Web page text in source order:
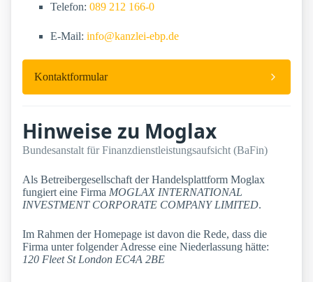
Telefon: 089 212 166-0
E-Mail: info@kanzlei-ebp.de
Kontaktformular
Hinweise zu Moglax
Bundesanstalt für Finanzdienstleistungsaufsicht (BaFin)
Als Betreibergesellschaft der Handelsplattform Moglax
fungiert eine Firma MOGLAX INTERNATIONAL
INVESTMENT CORPORATE COMPANY LIMITED.
Im Rahmen der Homepage ist davon die Rede, dass die
Firma unter folgender Adresse eine Niederlassung hätte:
120 Fleet St London EC4A 2BE